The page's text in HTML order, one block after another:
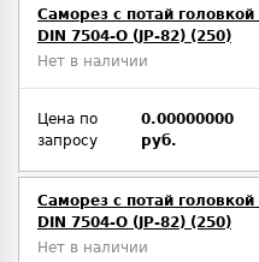
Саморез с потай
DIN 7504-O (JP-82) (250)
Нет в наличии
Цена по
запросу
0.00000000
руб.
Саморез с потай
DIN 7504-O (JP-82) (250)
Нет в наличии